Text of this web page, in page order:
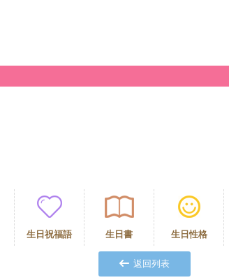
生日祝福語 生日書 生日性格
返回列表